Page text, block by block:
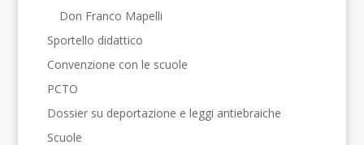
Don Franco Mapelli
Sportello didattico
Convenzione con le scuole
PCTO
Dossier su deportazione e leggi antiebraiche
Scuole